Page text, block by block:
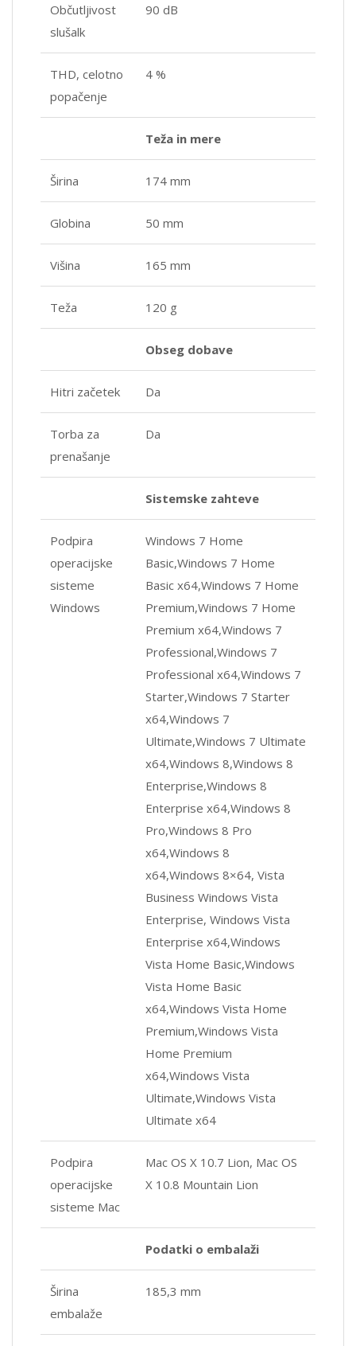
Občutljivost
slušalk
90 dB
THD, celotno
popačenje
4 %
Teža in mere
Širina 174 mm
Globina 50 mm
Višina 165 mm
Teža 120 g
Obseg dobave
Hitri začetek Da
Torba za
prenašanje
Da
Sistemske zahteve
Podpira
operacijske
sisteme
Windows
Windows 7 Home
Basic,Windows 7 Home
Basic x64,Windows 7 Home
Premium,Windows 7 Home
Premium x64,Windows 7
Professional,Windows 7
Professional x64,Windows 7
Starter,Windows 7 Starter
x64,Windows 7
Ultimate,Windows 7 Ultimate
x64,Windows 8,Windows 8
Enterprise,Windows 8
Enterprise x64,Windows 8
Pro,Windows 8 Pro
x64,Windows 8
x64,Windows 8×64, Vista
Business Windows Vista
Enterprise, Windows Vista
Enterprise x64,Windows
Vista Home Basic,Windows
Vista Home Basic
x64,Windows Vista Home
Premium,Windows Vista
Home Premium
x64,Windows Vista
Ultimate,Windows Vista
Ultimate x64
Podpira
operacijske
sisteme Mac
Mac OS X 10.7 Lion, Mac OS
X 10.8 Mountain Lion
Podatki o embalaži
Širina
embalaže
185,3 mm